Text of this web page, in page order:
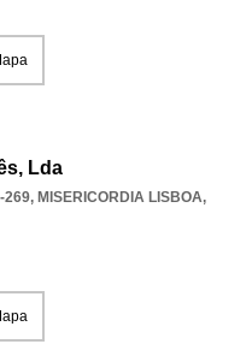
Lda
269, MISERICORDIA LISBOA,